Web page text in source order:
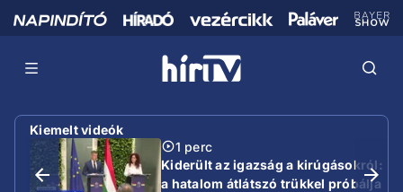
Kiemelt videók
1 perc
Kiderült az igazság a kirúgásokról:
a hatalom átlátszó trükkel próbálja